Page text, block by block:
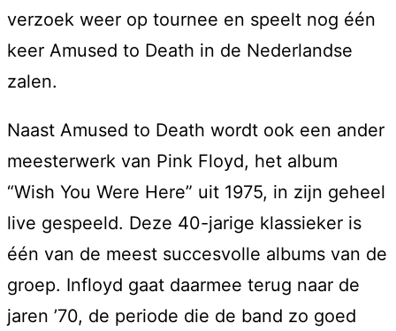
verzoek weer op tournee en speelt nog één
keer Amused to Death in de Nederlandse
zalen.
Naast Amused to Death wordt ook een ander
meesterwerk van Pink Floyd, het album
“Wish You Were Here” uit 1975, in zijn geheel
live gespeeld. Deze 40-jarige klassieker is
één van de meest succesvolle albums van de
groep. Infloyd gaat daarmee terug naar de
jaren ’70, de periode die de band zo goed